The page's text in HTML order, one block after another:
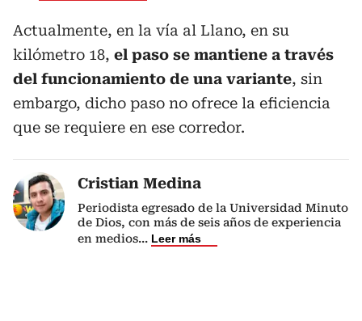
Actualmente, en la vía al Llano, en su
kilómetro 18, el paso se mantiene a través
del funcionamiento de una variante, sin
embargo, dicho paso no ofrece la eficiencia
que se requiere en ese corredor.
Cristian Medina
Periodista egresado de la Universidad Minuto
de Dios, con más de seis años de experiencia
en medios... Leer más